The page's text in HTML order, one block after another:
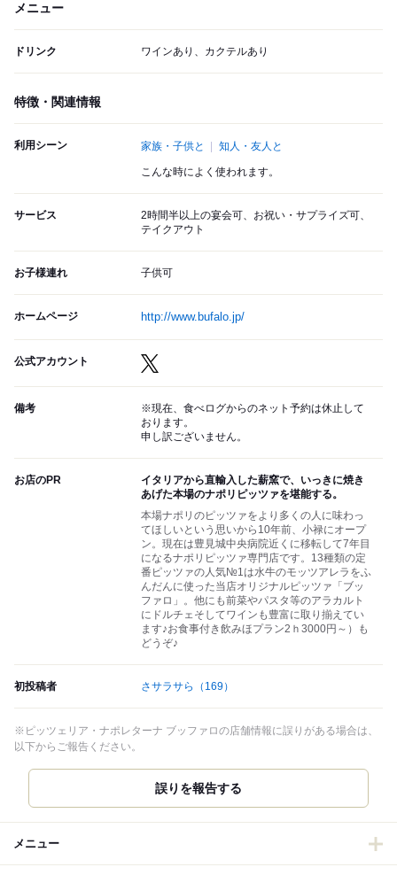
メニュー
ドリンク ワインあり、カクテルあり
特徴・関連情報
利用シーン 家族・子供と 知人・友人と
こんな時によく使われます。
サービス
2時間半以上の宴会可、お祝い・サプライズ可、
テイクアウト
お子様連れ 子供可
ホームページ http://www.bufalo.jp/
公式アカウント
備考
※現在、食べログからのネット予約は休止して
おります。
申し訳ございません。
お店のPR
イタリアから直輸入した薪窯で、いっきに焼き
あげた本場のナポリピッツァを堪能する。
本場ナポリのピッツァをより多くの人に味わっ
てほしいという思いから10年前、小禄にオープ
ン。現在は豊見城中央病院近くに移転して7年目
になるナポリピッツァ専門店です。13種類の定
番ピッツァの人気№1は水牛のモッツアレラをふ
んだんに使った当店オリジナルピッツァ「ブッ
ファロ」。他にも前菜やパスタ等のアラカルト
にドルチェそしてワインも豊富に取り揃えてい
ます♪お食事付き飲みほプラン2ｈ3000円～）も
どうぞ♪
初投稿者 さサラサら （169）
※ピッツェリア・ナポレターナ ブッファロの店舗情報に誤りがある場合は、
以下からご報告ください。
誤りを報告する
メニュー